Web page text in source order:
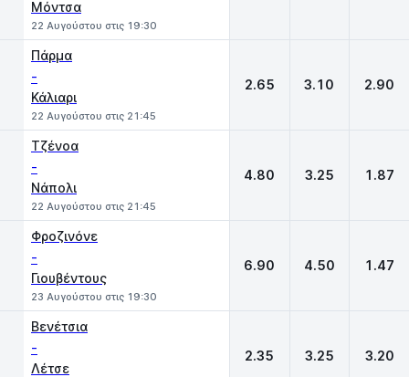
Μόντσα
22 Αυγούστου στις 19:30
Πάρμα
-
Κάλιαρι
22 Αυγούστου στις 21:45
2.65 3.10 2.90
Τζένοα
-
Νάπολι
22 Αυγούστου στις 21:45
4.80 3.25 1.87
Φροζινόνε
-
Γιουβέντους
23 Αυγούστου στις 19:30
6.90 4.50 1.47
Βενέτσια
-
Λέτσε
2.35 3.25 3.20